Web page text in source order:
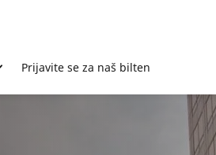
Prijavite se za naš bilten